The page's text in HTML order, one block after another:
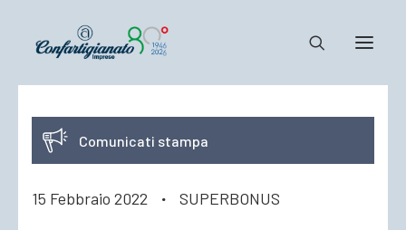
Notizie e Documenti
Confartigianato
Comunicati stampa
15 Febbraio 2022 · SUPERBONUS